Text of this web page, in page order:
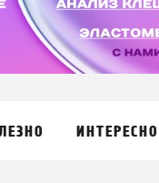
ИНТЕРЕСНО